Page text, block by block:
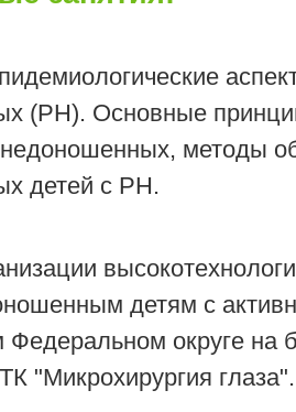
(РН). Основные
недоношенных, методы
детей с РН.
детям с
округе на
"Микрохирургия глаза".